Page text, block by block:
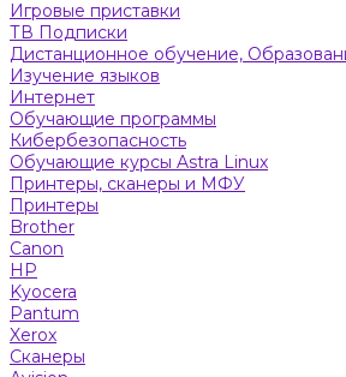
Игровые приставки
ТВ Подписки
Дистанционное обучение,
Изучение языков
Интернет
Обучающие программы
Кибербезопасность
Обучающие курсы Astra Linux
Принтеры, сканеры и МФУ
Принтеры
Brother
Canon
HP
Kyocera
Pantum
Xerox
Сканеры